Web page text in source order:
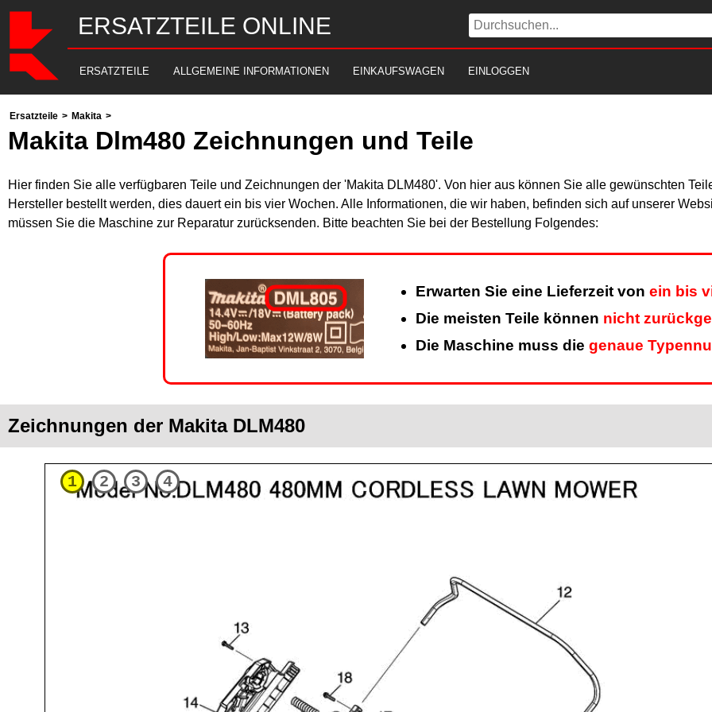
ERSATZTEILE ONLINE
ERSATZTEILE ALLGEMEINE INFORMATIONEN EINKAUFSWAGEN EINLOGGEN
Ersatzteile > Makita >
Makita Dlm480 Zeichnungen und Teile
Hier finden Sie alle verfügbaren Teile und Zeichnungen der 'Makita DLM480'. Von hier aus können Sie alle gewünschten
Hersteller bestellt werden, dies dauert ein bis vier Wochen. Alle Informationen, die wir haben, befinden sich auf unserer
müssen Sie die Maschine zur Reparatur zurücksenden. Bitte beachten Sie bei der Bestellung Folgendes:
Erwarten Sie eine Lieferzeit von ein bis
Die meisten Teile können nicht
Die Maschine muss die genaue
Zeichnungen der Makita DLM480
1 2 3 4